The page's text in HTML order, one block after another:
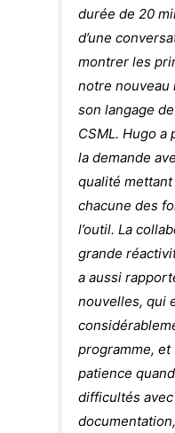
durée de 20
d’une
montrer les
notre nouveau
son langage
CSML. Hugo
la demande
qualité
chacune des
l’outil. La
grande
a aussi
nouvelles, qui
programme, et
patience
difficultés